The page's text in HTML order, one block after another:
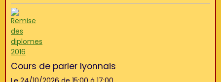
Cours de parler lyonnais